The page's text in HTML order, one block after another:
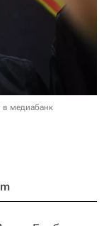
в медиабанк